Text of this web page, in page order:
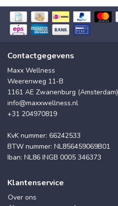
Contactgegevens
Maxx Wellness
Weerenweg 11-B
1161 AE Zwanenburg (Amsterdam)
info@maxxwellness.nl
+31 204970819
KvK nummer: 66242533
BTW nummer: NL856459069B01
Iban: NL86 INGB 0005 346373
Klantenservice
Over ons